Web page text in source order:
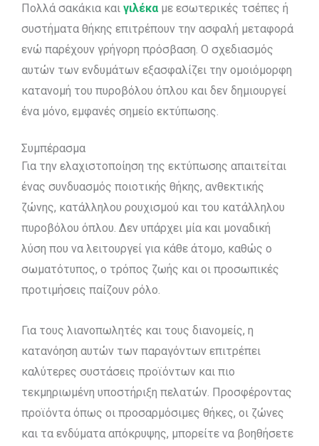
Πολλά σακάκια και γιλέκαμε εσωτερικές τσέπες ή
συστήματα θήκης επιτρέπουν την ασφαλή μεταφορά
ενώ παρέχουν γρήγορη πρόσβαση. Ο σχεδιασμός
αυτών των ενδυμάτων εξασφαλίζει την ομοιόμορφη
κατανομή του πυροβόλου όπλου και δεν δημιουργεί
ένα μόνο, εμφανές σημείο εκτύπωσης.
Συμπέρασμα
Για την ελαχιστοποίηση της εκτύπωσης απαιτείται
ένας συνδυασμός ποιοτικής θήκης, ανθεκτικής
ζώνης, κατάλληλου ρουχισμού και του κατάλληλου
πυροβόλου όπλου. Δεν υπάρχει μία και μοναδική
λύση που να λειτουργεί για κάθε άτομο, καθώς ο
σωματότυπος, ο τρόπος ζωής και οι προσωπικές
προτιμήσεις παίζουν ρόλο.
Για τους λιανοπωλητές και τους διανομείς, η
κατανόηση αυτών των παραγόντων επιτρέπει
καλύτερες συστάσεις προϊόντων και πιο
τεκμηριωμένη υποστήριξη πελατών. Προσφέροντας
προϊόντα όπως οι προσαρμόσιμες θήκες, οι ζώνες
και τα ενδύματα απόκρυψης, μπορείτε να βοηθήσετε